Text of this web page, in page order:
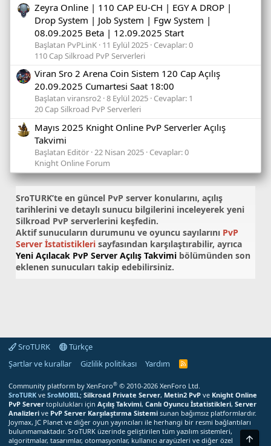
Zeyra Online | 110 CAP EU-CH | EGY A DROP |
Drop System | Job System | Fgw System |
08.09.2025 Beta | 12.09.2025 Start
Başlatan PvPLinK 11 Eylül 2025 Cevaplar: 0
110 Cap Silkroad PvP Serverleri
Viran Sro 2 Arena Coin Sistem 120 Cap Açılış
20.09.2025 Cumartesi Saat 18:00
Başlatan viransro2 8 Eylül 2025 Cevaplar: 1
20 Cap Silkroad PvP Serverleri
Mayıs 2025 Knight Online PvP Serverler Açılış
Takvimi
Başlatan Editör 22 Nisan 2025 Cevaplar: 0
Knight Online Forum
SroTURK’te en güncel PvP server konularını, açılış
tarihlerini ve detaylı sunucu bilgilerini inceleyerek yeni
Silkroad PvP serverlerini keşfedin.
Aktif sunucuların durumunu ve oyuncu sayılarını PvP
Server İstatistikleri sayfasından karşılaştırabilir, ayrıca
Yeni Açılacak PvP Server Açılış Takvimi bölümünden son
eklenen sunucuları takip edebilirsiniz.
SroTURK
Türkçe
Şartlar ve kurallar
Gizlilik politikası Yardım
S
T
U
R
K
R
S
S
Community platform by XenForo® © 2010-2026 XenForo Ltd.
SroTURK ve SroMOBIL; Silkroad Private Server, Metin2 PvP ve Knight Online
PvP Server toplulukları için Açılış Takvimi, Canlı Oyuncu İstatistikleri, Server
Analizleri ve PvP Server Karşılaştırma Sistemi sunan bağımsız platformlardır.
Joymax, JC Planet ve diğer oyun yayıncıları ile herhangi bir resmi bağlantıları
bulunmamaktadır. SroTURK üzerinde geliştirilen tüm yazılım sistemleri,
algoritmalar, tasarımlar, otomasyonlar, kullanıcı arayüzleri ve diğer özel